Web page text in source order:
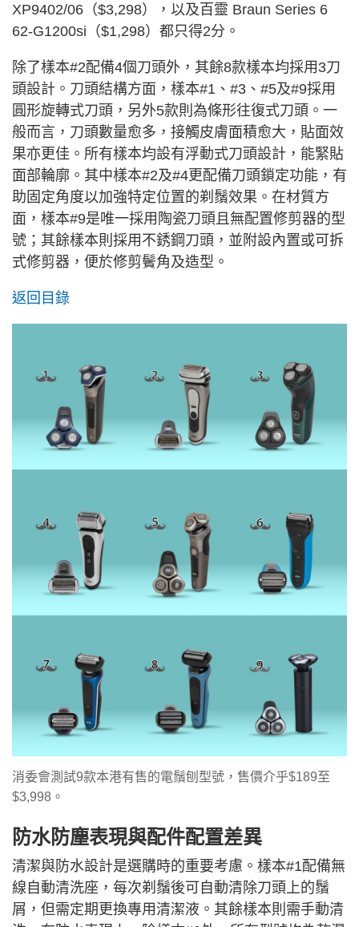
XP9402/06（$3,298），以及百靈 Braun Series 6
62-G1200si（$1,298）都只得2分。
除了樣本#2配備4個刀頭外，其餘8款樣本均採用3刀
頭設計。刀頭結構方面，樣本#1、#3、#5及#9採用
圓形旋轉式刀頭，另外5款則為條形往復式刀頭。一
般而言，刀頭數量愈多，接觸皮膚面積愈大，貼面效
果亦更佳。所有樣本均設有浮動式刀頭設計，能緊貼
面部輪廓。其中樣本#2及#4更配備刀頭鎖定功能，有
助固定角度以加強特定位置的剃鬚效果。在材質方
面，樣本#9是唯一採用陶瓷刀頭且無配置修剪器的型
號；其餘樣本則採用不銹鋼刀頭，並附設內置或可拆
式修剪器，便於修剪鬢角及造型。
返回目錄
消委會測試9款本港有售的電鬚刨型號，售價介乎$189至
$3,998。
防水防塵表現與配件配置差異
清潔與防水設計是選購時的重要考慮。樣本#1配備無
線自動清洗座，每次剃鬚後可自動清除刀頭上的鬚
屑，但需定期更換專用清潔液。其餘樣本則需手動清